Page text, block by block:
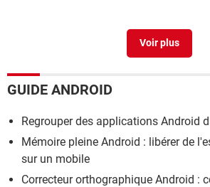
> Guide
Ordinateur portable grand ecran>
GUIDE ANDROID
Regrouper des applications Android
Mémoire pleine Android : libérer de
sur un mobile
Correcteur orthographique Android :